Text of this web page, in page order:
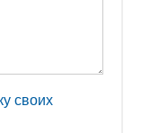
своих